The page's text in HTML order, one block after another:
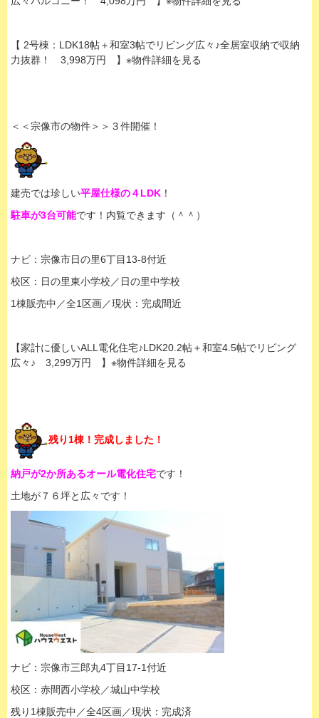
【 2号棟：LDK18帖＋和室3帖でリビング広々♪全居室収納で収納
力抜群！ 3,998万円 】※物件詳細を見る
＜＜宗像市の物件＞＞３件開催！
建売では珍しい平屋仕様の４LDK ！
駐車が3台可能です！内覧できます（＾＾）
ナビ：宗像市日の里6丁目13-8付近
校区：日の里東小学校／日の里中学校
1棟販売中／全1区画／現状：完成間近
【家計に優しいALL電化住宅♪LDK20.2帖＋和室4.5帖でリビング
広々♪ 3,299万円 】※物件詳細を見る
残り1棟！完成しました！
納戸が2か所あるオール電化住宅です！
土地が７６坪と広々です！
ナビ：宗像市三郎丸4丁目17-1付近
校区：赤間西小学校／城山中学校
残り1棟販売中／全4区画／現状：完成済